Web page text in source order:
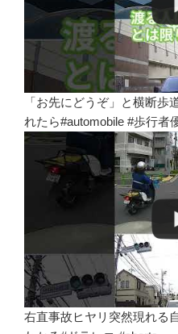
「お先にどうぞ」と横断歩
れたら#automobile #歩行者
右直事故ヒヤリ突然現れる